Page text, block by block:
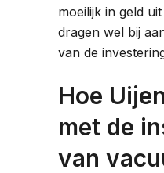
moeilijk in geld
dragen wel bij
van de
Hoe
met de
van